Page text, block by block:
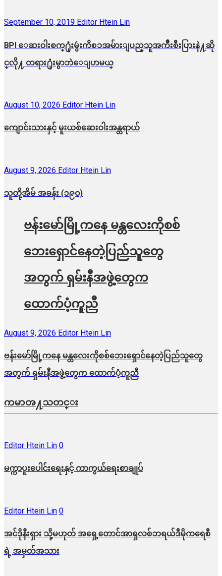
September 10, 2019 Editor Htein Lin
BPI ​ေဆးဝါးစက္​႐ုံးမွဴးကိစၥအမ်ားျပည္​သူအက်ိဳးစီးပြားနဲ႔ဆို
င္​လို႔ တရား႐ုံးမွာဘဲေျပာမယ္​
August 10, 2026 Editor Htein Lin
ကျောင်းသားနှင့် မူးယစ်ဆေးဝါးအန္တရာယ်
August 9, 2026 Editor Htein Lin
သူတို့အိမ် အခန်း (၁၉၀)
ဗန်းမော်မြို့ကနေ မန္တလေးကိုစစ်
ဘေးရှောင်နေတဲ့ပြည်သူတွေ
အတွက် ရှမ်းနီအဖွဲ့တွေက
ထောက်ပံ့ကူညီ
August 9, 2026 Editor Htein Lin
ဗန်းမော်မြို့ကနေ မန္တလေးကိုစစ်ဘေးရှောင်နေတဲ့ပြည်သူတွေ
အတွက် ရှမ်းနီအဖွဲ့တွေက ထောက်ပံ့ကူညီ
ကမာၻ႔သတင္း
Editor Htein Lin 0
မက္ကာပူးပေါင်းရေးနှင့် ကာကွယ်ရေးစာချုပ်
Editor Htein Lin 0
အင်ဒိုနီးရှား သို့မဟုတ် အရှေ့တောင်အာရှလစ်ဘရယ်ဒီမိုကရေစီ
ရဲ့ အမှတ်အသား